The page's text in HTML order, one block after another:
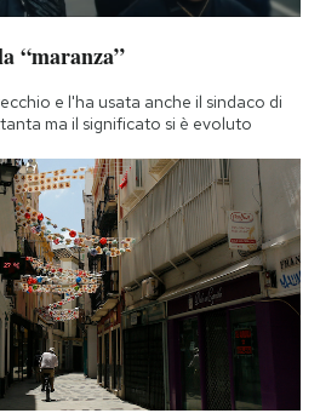
“maranza”
e l'ha usata anche il sindaco di
ma il significato si è evoluto